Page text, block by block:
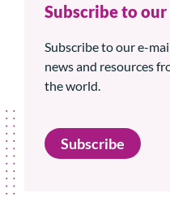
Subscribe to
Subscribe to our e-
news and resources
the world.
Subscribe